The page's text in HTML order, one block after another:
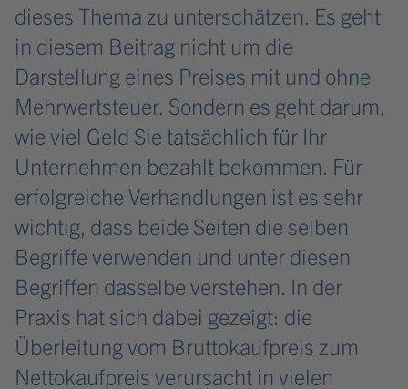
dieses Thema zu unterschätzen. Es geht
in diesem Beitrag nicht um die
Darstellung eines Preises mit und ohne
Mehrwertsteuer. Sondern es geht darum,
wie viel Geld Sie tatsächlich für Ihr
Unternehmen bezahlt bekommen. Für
erfolgreiche Verhandlungen ist es sehr
wichtig, dass beide Seiten die selben
Begriffe verwenden und unter diesen
Begriffen dasselbe verstehen. In der
Praxis hat sich dabei gezeigt: die
Überleitung vom Bruttokaufpreis zum
Nettokaufpreis verursacht in vielen